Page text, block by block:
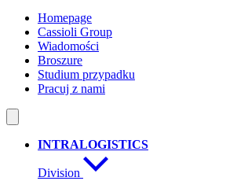
Homepage
Cassioli Group
Wiadomości
Broszure
Studium przypadku
Pracuj z nami
INTRALOGISTICS
Division